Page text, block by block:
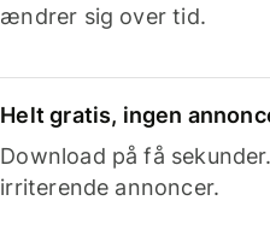
ændrer sig over tid.
Helt gratis, ingen
Download på få
irriterende annoncer.